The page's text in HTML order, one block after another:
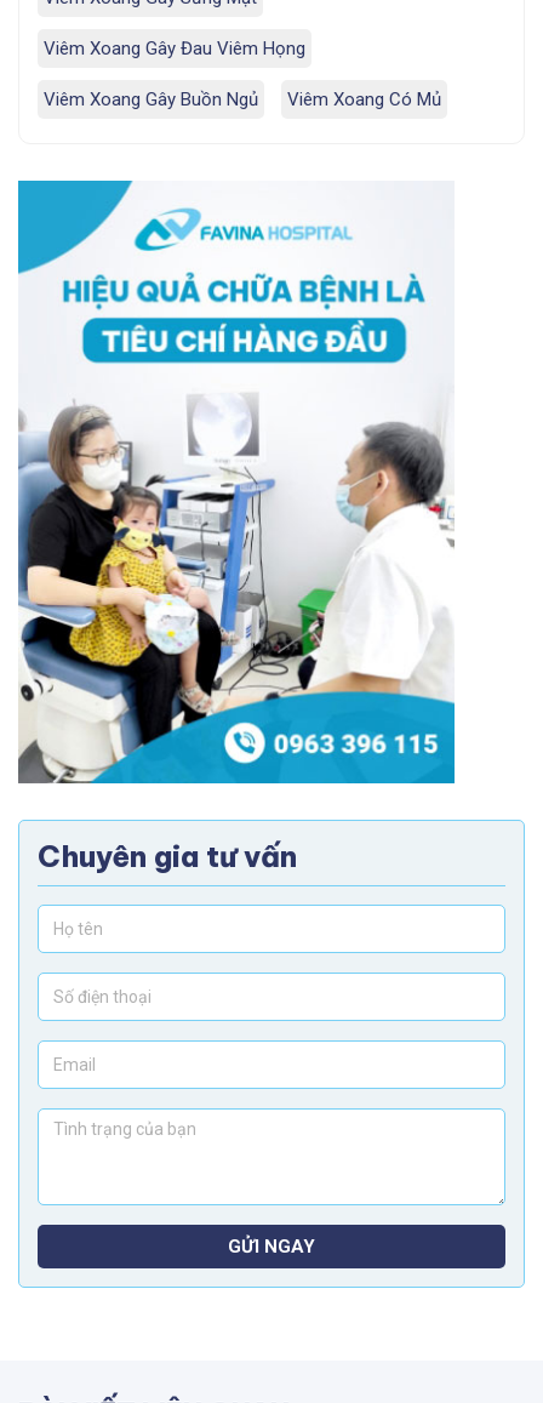
Viêm Xoang Gây Đau Viêm Họng
Viêm Xoang Gây Buồn Ngủ Viêm Xoang Có Mủ
Chuyên gia tư vấn
GỬI NGAY